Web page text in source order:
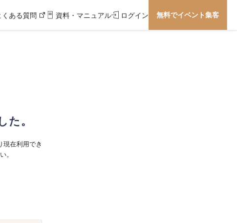
くある質問 資料・マニュアル ログイン 無料でイベント集客
。
現在利用でき
。